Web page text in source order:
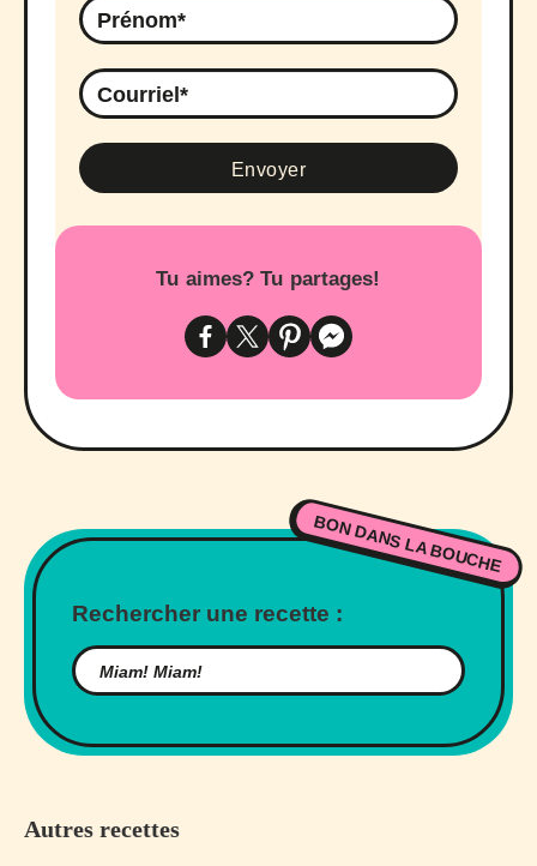
Tu aimes? Tu partages!
BON DANS LA BOUCHE
Rechercher une recette :
Autres recettes